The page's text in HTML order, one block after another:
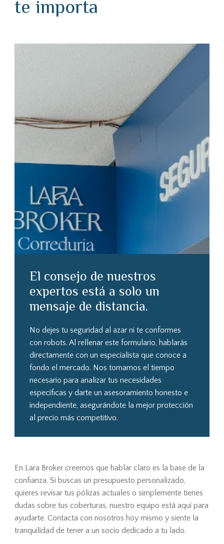
te importa
El consejo de nuestros
expertos está a solo un
mensaje de distancia.
No dejes tu seguridad al azar ni te conformes
con robots. Al rellenar este formulario, hablarás
directamente con un especialista que conoce a
fondo el mercado. Nos tomamos el tiempo
necesario para analizar tus necesidades
específicas y darte un asesoramiento honesto e
independiente, asegurándote la mejor protección
al precio más competitivo.
En Lara Broker creemos que hablar claro es la base de la
confianza. Si buscas un presupuesto personalizado,
quieres revisar tus pólizas actuales o simplemente tienes
dudas sobre tus coberturas, nuestro equipo está aquí para
ayudarte. Contacta con nosotros hoy mismo y siente la
tranquilidad de tener a un socio dedicado a tu lado.